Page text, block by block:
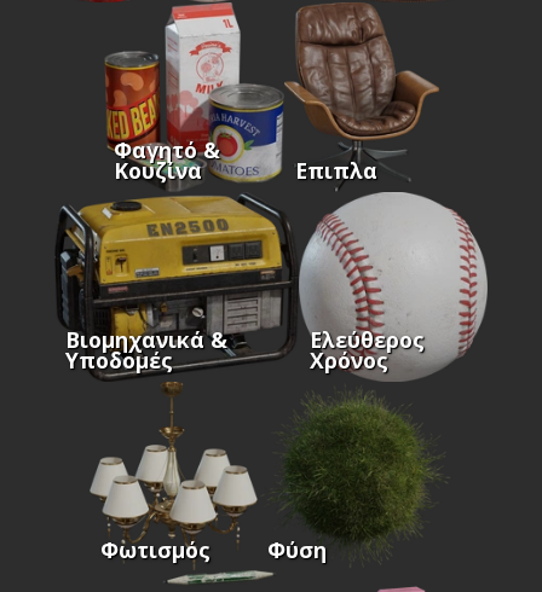
Φαγητό &
Κουζίνα Επιπλα
Βιομηχανικά &
Υποδομές
Ελεύθερος
Χρόνος
Φωτισμός Φύση